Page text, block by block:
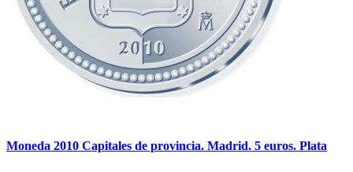
Moneda 2010 Capitales de provincia. Madrid. 5 euros. Plata